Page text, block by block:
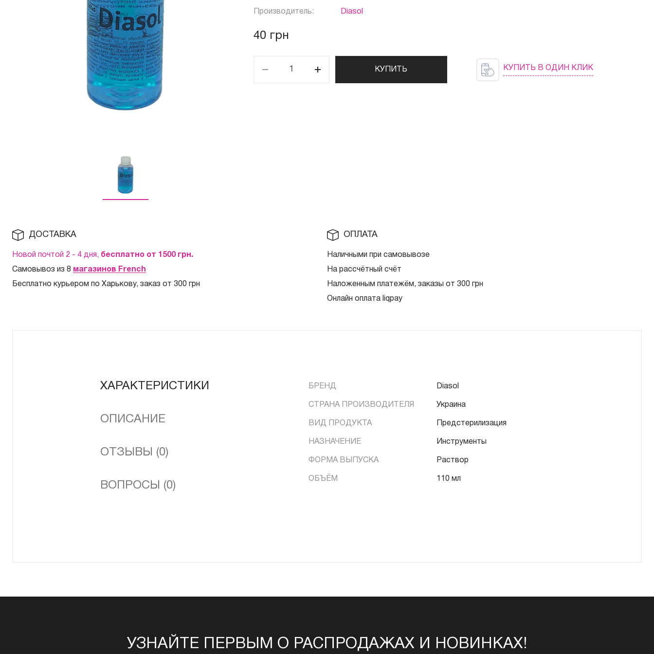
Производитель: Diasol
40 грн
КУПИТЬ КУПИТЬ В ОДИН КЛИК
ДОСТАВКА
Новой почтой 2 - 4 дня, бесплатно от 1500 грн.
Самовывоз из 8 магазинов French
Бесплатно курьером по Харькову, заказ от 300 грн
ОПЛАТА
Наличными при самовывозе
На рассчётный счёт
Наложенным платежём, заказы от 300 грн
Онлайн оплата liqpay
ХАРАКТЕРИСТИКИ
ОПИСАНИЕ
ОТЗЫВЫ (0)
ВОПРОСЫ (0)
БРЕНД Diasol
СТРАНА ПРОИЗВОДИТЕЛЯ Украина
ВИД ПРОДУКТА Предстерилизация
НАЗНАЧЕНИЕ Инструменты
ФОРМА ВЫПУСКА Раствор
ОБЪЁМ 110 мл
УЗНАЙТЕ ПЕРВЫМ О РАСПРОДАЖАХ И НОВИНКАХ!